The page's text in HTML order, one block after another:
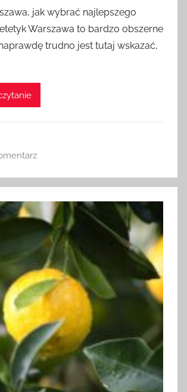
jak wybrać najlepszego
Warszawa to bardzo obszerne
trudno jest tutaj wskazać,